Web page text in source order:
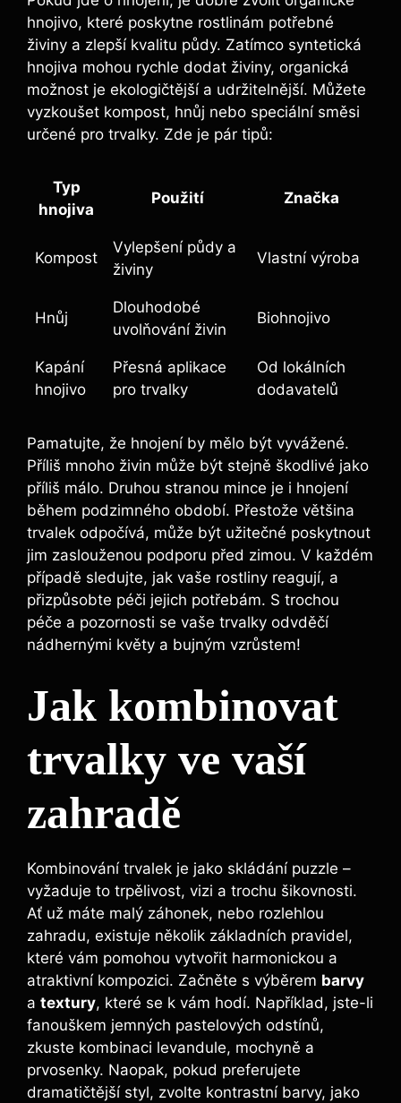
hnojivo, které poskytne rostlinám potřebné
živiny a zlepší kvalitu půdy. Zatímco syntetická
hnojiva mohou rychle dodat živiny, organická
možnost je ekologičtější a udržitelnější. Můžete
vyzkoušet kompost, hnůj nebo speciální směsi
určené pro trvalky. Zde je pár tipů:
Typ
hnojiva
Použití Značka
Kompost
Vylepšení půdy a
živiny
Vlastní výroba
Hnůj
Dlouhodobé
uvolňování živin
Biohnojivo
Kapání
hnojivo
Přesná aplikace
pro trvalky
Od lokálních
dodavatelů
Pamatujte, že hnojení by mělo být vyvážené.
Příliš mnoho živin může být stejně škodlivé jako
příliš málo. Druhou stranou mince je i hnojení
během podzimného období. Přestože většina
trvalek odpočívá, může být užitečné poskytnout
jim zaslouženou podporu před zimou. V každém
případě sledujte, jak vaše rostliny reagují, a
přizpůsobte péči jejich potřebám. S trochou
péče a pozornosti se vaše trvalky odvděčí
nádhernými květy a bujným vzrůstem!
Jak kombinovat
trvalky ve vaší
zahradě
Kombinování trvalek je jako skládání puzzle –
vyžaduje to trpělivost, vizi a trochu šikovnosti.
Ať už máte malý záhonek, nebo rozlehlou
zahradu, existuje několik základních pravidel,
které vám pomohou vytvořit harmonickou a
atraktivní kompozici. Začněte s výběrem barvy
a textury, které se k vám hodí. Například, jste-li
fanouškem jemných pastelových odstínů,
zkuste kombinaci levandule, mochyně a
prvosenky. Naopak, pokud preferujete
dramatičtější styl, zvolte kontrastní barvy, jako